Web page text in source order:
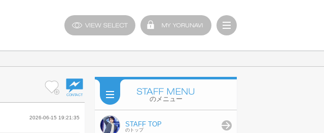
2026-06-15 19:21:35
のメニュー
STAFF TOP
のトップ